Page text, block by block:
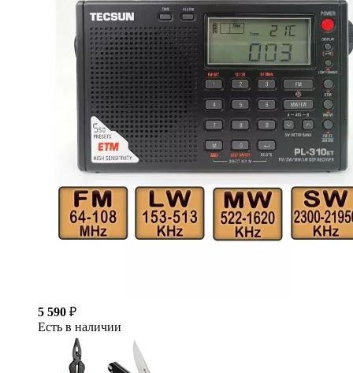
5 590 ₽
Есть в наличии